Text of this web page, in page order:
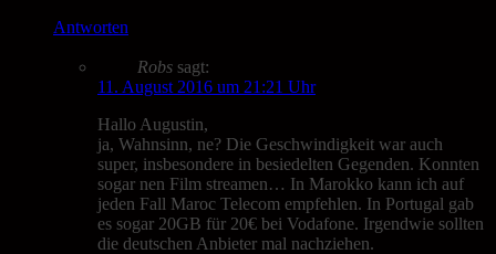
Antworten
Robs sagt:
11. August 2016 um 21:21 Uhr
Hallo Augustin,
ja, Wahnsinn, ne? Die Geschwindigkeit war auch
super, insbesondere in besiedelten Gegenden. Konnten
sogar nen Film streamen… In Marokko kann ich auf
jeden Fall Maroc Telecom empfehlen. In Portugal gab
es sogar 20GB für 20€ bei Vodafone. Irgendwie sollten
die deutschen Anbieter mal nachziehen.